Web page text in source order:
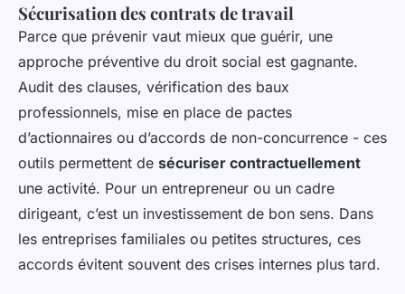
Sécurisation des contrats de travail
Parce que prévenir vaut mieux que guérir, une
approche préventive du droit social est gagnante.
Audit des clauses, vérification des baux
professionnels, mise en place de pactes
d’actionnaires ou d’accords de non-concurrence - ces
outils permettent de sécuriser contractuellement
une activité. Pour un entrepreneur ou un cadre
dirigeant, c’est un investissement de bon sens. Dans
les entreprises familiales ou petites structures, ces
accords évitent souvent des crises internes plus tard.